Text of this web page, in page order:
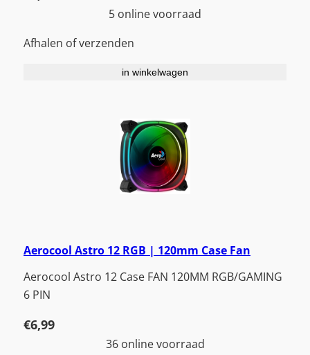
5 online voorraad
Afhalen of verzenden
in winkelwagen
Aerocool Astro 12 RGB | 120mm Case Fan
Aerocool Astro 12 Case FAN 120MM RGB/GAMING
6 PIN
€6,99
36 online voorraad